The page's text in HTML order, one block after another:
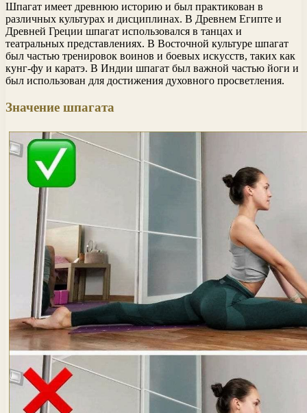
Шпагат имеет древнюю историю и был практикован в
различных культурах и дисциплинах. В Древнем Египте и
Древней Греции шпагат использовался в танцах и
театральных представлениях. В Восточной культуре шпагат
был частью тренировок воинов и боевых искусств, таких как
кунг-фу и каратэ. В Индии шпагат был важной частью йоги и
был использован для достижения духовного просветления.
Значение шпагата